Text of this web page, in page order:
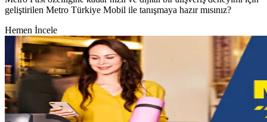
geliştirilen Metro Türkiye Mobil ile tanışmaya hazır mısınız?
Hemen İncele